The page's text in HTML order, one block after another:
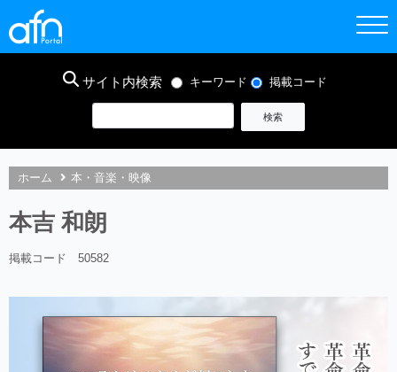
サイト内検索 キーワード 掲載コード
ホーム 本・音楽・映像
本吉 和朗
掲載コード 50582